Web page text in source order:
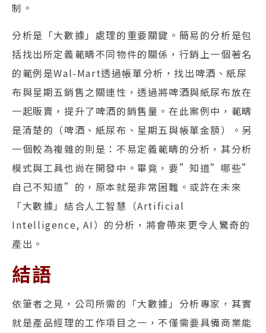
制。
分析是「大數據」處理的重要關鍵。簡易的分析是包
括找出所定義範疇不同物件的關係，行銷上一個著名
的範例是Wal-Mart透過帳單分析，找出啤酒、紙尿
布與星期五銷售之關連性，透過將啤酒與紙尿布放在
一起販賣，提升了啤酒的銷售量。在此案例中，範疇
是清楚的（啤酒、紙尿布、星期五與帳單金額）。另
一個較為複雜的則是：不易定義範疇的分析，其分析
模式與工具也尚在開發中。畢竟，要”知道”哪些”
自己不知道”的，原本就是非常困難。或許在未來
「大數據」結合人工智慧（Artificial
Intelligence, AI）的分析，將會帶來更令人驚奇的
產出。
結語
依筆者之見，公司所需的「大數據」分析專家，其實
就是產品經理的工作項目之一，不僅需要具備商業能